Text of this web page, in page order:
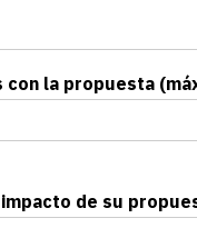
la propuesta
de su